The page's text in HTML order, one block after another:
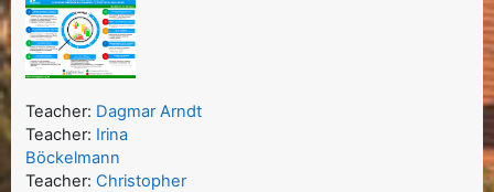
Teacher: Dagmar Arndt
Teacher: Irina
Böckelmann
Teacher: Christopher